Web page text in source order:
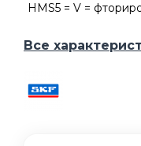
HMS5 = V =
Все